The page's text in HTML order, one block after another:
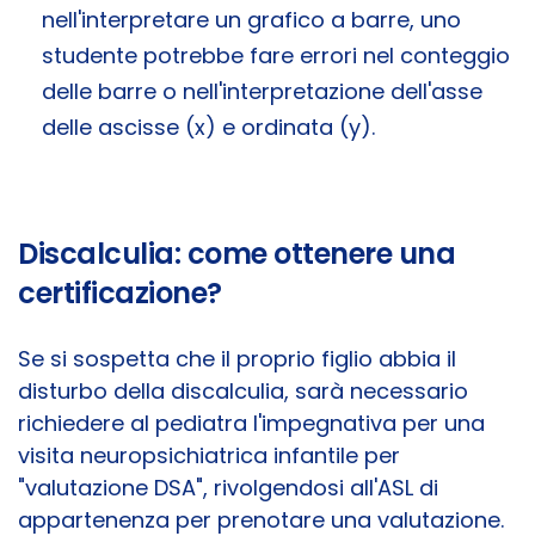
nell'interpretare un grafico a barre, uno
studente potrebbe fare errori nel conteggio
delle barre o nell'interpretazione dell'asse
delle ascisse (x) e ordinata (y).
Discalculia: come ottenere una
certificazione?
Se si sospetta che il proprio figlio abbia il
disturbo della discalculia, sarà necessario
richiedere al pediatra l'impegnativa per una
visita neuropsichiatrica infantile per
"valutazione DSA", rivolgendosi all'ASL di
appartenenza per prenotare una valutazione.